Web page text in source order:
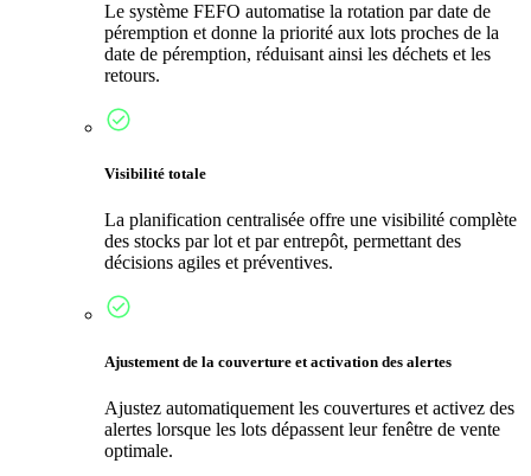
Le système FEFO automatise la rotation par date de
péremption et donne la priorité aux lots proches de la
date de péremption, réduisant ainsi les déchets et les
retours.
Visibilité totale
La planification centralisée offre une visibilité complète
des stocks par lot et par entrepôt, permettant des
décisions agiles et préventives.
Ajustement de la couverture et activation des alertes
Ajustez automatiquement les couvertures et activez des
alertes lorsque les lots dépassent leur fenêtre de vente
optimale.